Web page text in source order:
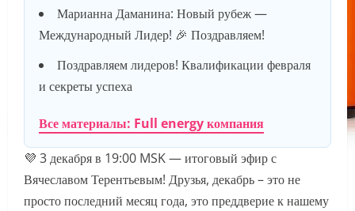
Марианна Даманина: Новый рубеж —
Международный Лидер! 🎉 Поздравляем!
Поздравляем лидеров! Квалификации февраля
и секреты успеха
Все материалы: Full energy компания
💜 3 декабря в 19:00 MSK — итоговый эфир с
Вячеславом Терентьевым! Друзья, декабрь – это не
просто последний месяц года, это преддверие к нашему